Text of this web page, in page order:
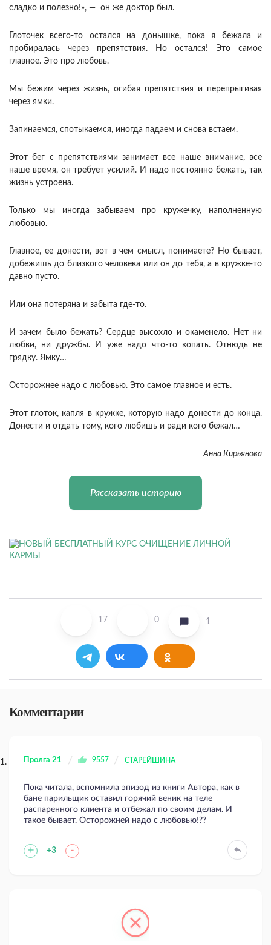
сладко и полезно!», — он же доктор был.
Глоточек всего-то остался на донышке, пока я бежала и
пробиралась через препятствия. Но остался! Это самое
главное. Это про любовь.
Мы бежим через жизнь, огибая препятствия и перепрыгивая
через ямки.
Запинаемся, спотыкаемся, иногда падаем и снова встаем.
Этот бег с препятствиями занимает все наше внимание, все
наше время, он требует усилий. И надо постоянно бежать, так
жизнь устроена.
Только мы иногда забываем про кружечку, наполненную
любовью.
Главное, ее донести, вот в чем смысл, понимаете? Но бывает,
добежишь до близкого человека или он до тебя, а в кружке-то
давно пусто.
Или она потеряна и забыта где-то.
И зачем было бежать? Сердце высохло и окаменело. Нет ни
любви, ни дружбы. И уже надо что-то копать. Отнюдь не
грядку. Ямку…
Осторожнее надо с любовью. Это самое главное и есть.
Этот глоток, капля в кружке, которую надо донести до конца.
Донести и отдать тому, кого любишь и ради кого бежал…
Анна Кирьянова
Рассказать историю
17 0 1
Комментарии
Пролга 21 9557 СТАРЕЙШИНА
Пока читала, вспомнила эпизод из книги Автора, как в
бане парильщик оставил горячий веник на теле
распаренного клиента и отбежал по своим делам. И
такое бывает. Осторожней надо с любовью!??
+ +3 -